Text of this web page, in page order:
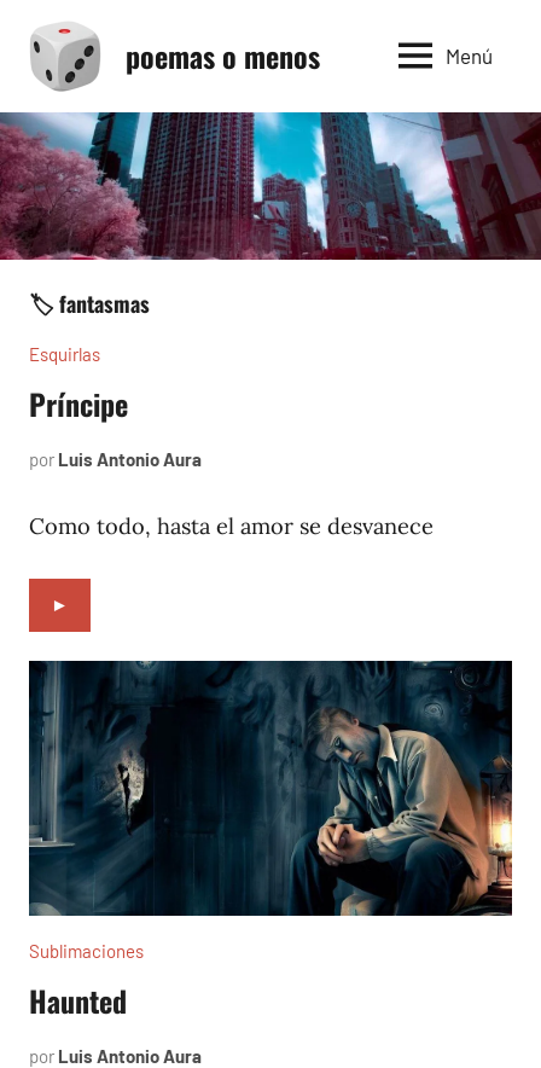
contenido
poemas o menos Menú
🏷️ fantasmas
Esquirlas
Príncipe
por Luis Antonio Aura
2024
Como todo, hasta el amor se desvanece
►
Sublimaciones
Haunted
por Luis Antonio Aura